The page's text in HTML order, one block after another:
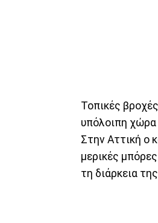
Τοπικές
υπόλοιπη χώρα
Στην Αττική ο
μερικές
τη διάρκεια